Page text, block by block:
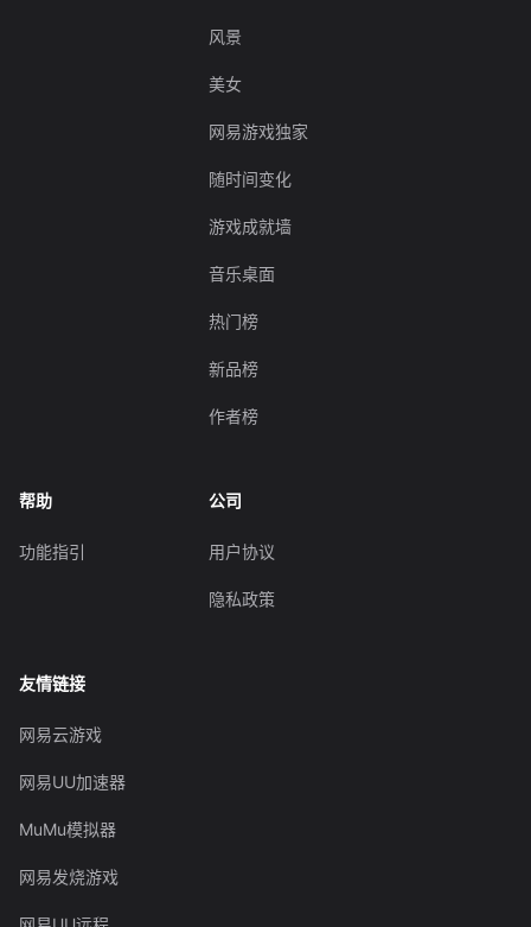
风景
美女
网易游戏独家
随时间变化
游戏成就墙
音乐桌面
热门榜
新品榜
作者榜
帮助
功能指引
公司
用户协议
隐私政策
友情链接
网易云游戏
网易UU加速器
MuMu模拟器
网易发烧游戏